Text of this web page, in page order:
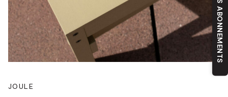
JOULE
NOS ABONNEMENTS